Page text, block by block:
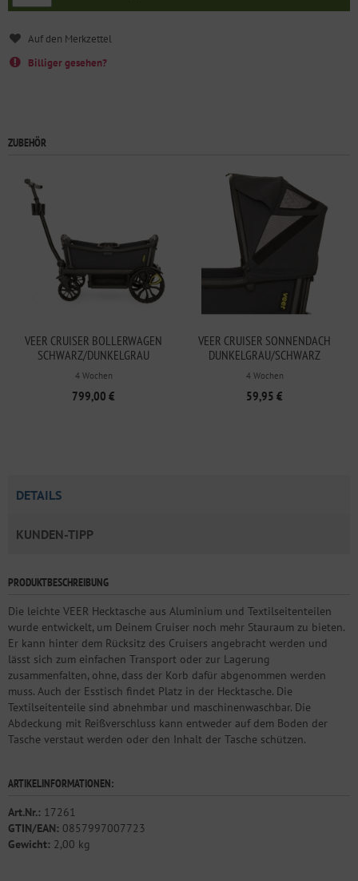
Billiger gesehen?
ZUBEHÖR
VEER CRUISER BOLLERWAGEN
SCHWARZ/DUNKELGRAU
4 Wochen
799,00 €
VEER CRUISER SONNENDACH
DUNKELGRAU/SCHWARZ
4 Wochen
59,95 €
DETAILS
KUNDEN-TIPP
PRODUKTBESCHREIBUNG
Die leichte VEER Hecktasche aus Aluminium und Textilseitenteilen
wurde entwickelt, um Deinem Cruiser noch mehr Stauraum zu bieten.
Er kann hinter dem Rücksitz des Cruisers angebracht werden und
lässt sich zum einfachen Transport oder zur Lagerung
zusammenfalten, ohne, dass der Korb dafür abgenommen werden
muss. Auch der Esstisch findet Platz in der Hecktasche. Die
Textilseitenteile sind abnehmbar und maschinenwaschbar. Die
Abdeckung mit Reißverschluss kann entweder auf dem Boden der
Tasche verstaut werden oder den Inhalt der Tasche schützen.
ARTIKELINFORMATIONEN:
Art.Nr.: 17261
GTIN/EAN: 0857997007723
Gewicht: 2,00 kg